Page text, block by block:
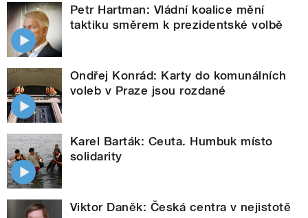
Petr Hartman: Vládní koalice mění
taktiku směrem k prezidentské volbě
Ondřej Konrád: Karty do komunálních
voleb v Praze jsou rozdané
Karel Barták: Ceuta. Humbuk místo
solidarity
Viktor Daněk: Česká centra v nejistotě